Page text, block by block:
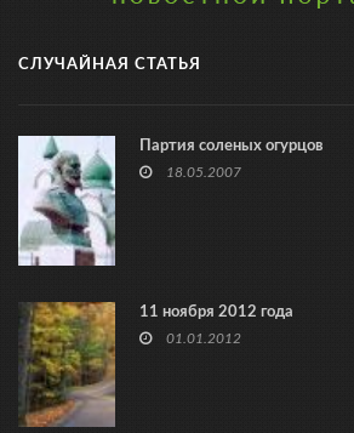
СЛУЧАЙНАЯ СТАТЬЯ
Партия соленых огурцов
18.05.2007
11 ноября 2012 года
01.01.2012